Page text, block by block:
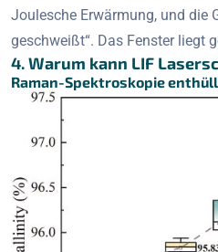
Joulesche Erwärmung, und die
geschweißt“. Das Fenster liegt
4. Warum kann LIF
Raman-Spektroskopie